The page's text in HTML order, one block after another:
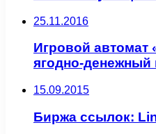
25.11.2016
Игровой автомат
ягодно-денежный
15.09.2015
Биржа ссылок: